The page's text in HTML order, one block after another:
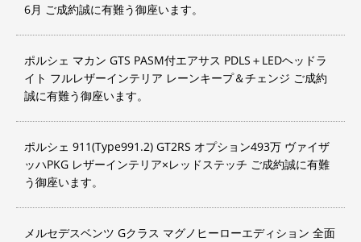
6月 ご成約誠に有難う御座います。
ポルシェ マカン GTS PASM付エアサス PDLS＋LEDヘッドラ
イト フルレザーインテリア レーンキープ＆チェンジ ご成約
誠に有難う御座います。
ポルシェ 911(Type991.2) GT2RS オプション493万 ヴァイザ
ッハPKG レザーインテリア×レッドステッチ ご成約誠に有難
う御座います。
メルセデスベンツ Gクラス マグノヒーローエディション 全面